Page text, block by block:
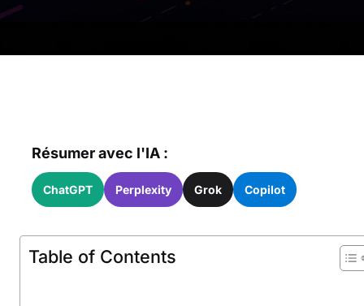
Résumer avec l'IA :
ChatGPT Perplexity Grok Copilot
Table of Contents